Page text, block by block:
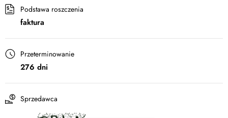
Podstawa roszczenia
faktura
Przeterminowanie
276 dni
Sprzedawca